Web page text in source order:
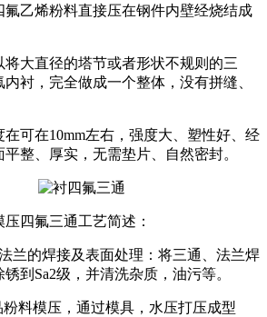
氟乙烯粉料直接压在钢件内壁经烧结成
将大直径的塔节或者形状不规则的三
衬，完全做成一个整体，没有拼缝、
在可在10mm左右，强度大、塑性好、经
整、厚实，无需垫片、自然密封。
四氟三通工艺简述：
兰的焊接及表面处理：将三通、法兰焊
到Sa2级，并清洗杂质，油污等。
粉料模压，通过模具，水压打压成型